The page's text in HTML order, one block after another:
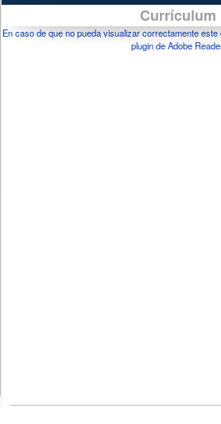
Currículum
En caso de que no pueda visualizar correctamente
plugin de Adobe